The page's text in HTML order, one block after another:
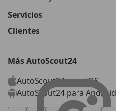
Servicios
Clientes
Más AutoScout24
AutoScout24 para iOS
AutoScout24 para Android